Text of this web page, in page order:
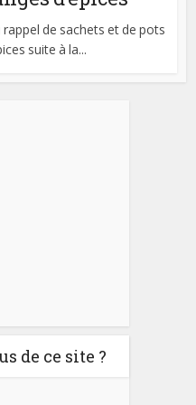
de sachets et de pots
suite à la...
de ce site ?